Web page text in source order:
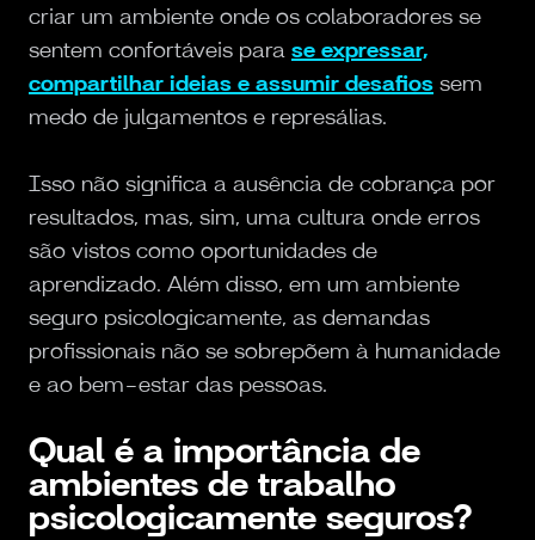
criar um ambiente onde os colaboradores se
sentem confortáveis para se expressar,
compartilhar ideias e assumir desafios sem
medo de julgamentos e represálias.
Isso não significa a ausência de cobrança por
resultados, mas, sim, uma cultura onde erros
são vistos como oportunidades de
aprendizado. Além disso, em um ambiente
seguro psicologicamente, as demandas
profissionais não se sobrepõem à humanidade
e ao bem-estar das pessoas.
Qual é a importância de
ambientes de trabalho
psicologicamente seguros?